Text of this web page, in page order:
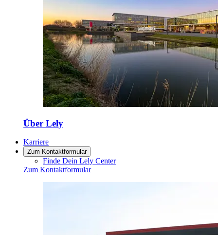
Über Lely
Karriere
Zum Kontaktformular
Finde Dein Lely Center
Zum Kontaktformular